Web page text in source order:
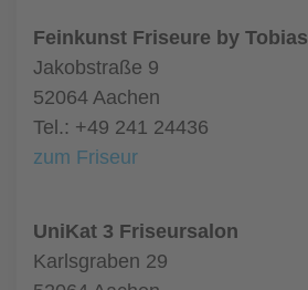
Feinkunst Friseure by
Jakobstraße 9
52064 Aachen
Tel.: +49 241 24436
zum Friseur
UniKat 3 Friseursalon
Karlsgraben 29